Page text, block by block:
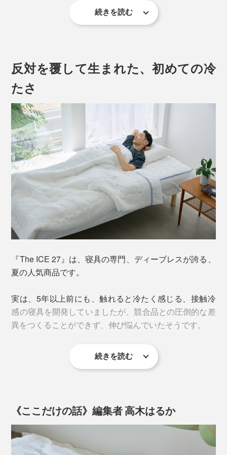
水に濡れたような、しっとりとした冷たさが、ほてった
体を、ジワジワ冷ましていってくれます。
体のほてりが静まっていくのと同時に、眠りへ引き込ま
れていくよう……この気持ちよさ、たまらない！
見た目も、肌触りも、サラッとした麻素材のようです
肌に触れる面を、よく見ると、白い丸がたくさんプリン
トされているのがわかります。
「フィルケア」は、3つの孔（=突き抜けた穴）が通っ
軽さ・弾力・へたりにくさを併せ持った中わただから、
薄手の掛布団なのに、ふっくら柔らかい寝心地。しか
柔らかい中わたを包んでいるのは、「アウトラスト」を
テンセルは、木材パルプから再生した繊維で、触ると、
ほんのりしたヒンヤリ感と吸水性があります。
そのテンセルを、寝具にはめずらしいニット状に編ん
で、「アウトラスト」をプリントした、『The ICE 27』
続きを読む
反対を覆して生まれた、初めての冷
たさ
『The ICE 27』は、寝具の専門、ディーブレスが誇る、
夏の人気商品です。
実は、5年以上前にも、触れると冷たく感じる、接触冷
感の寝具を開発していましたが、競合品との圧倒的な差
異をつくることができず、伸び悩んでいたそうです。
そのため、近年は、社内で「冷たい布団の開発は、辞め
ところが、「アウトラスト」のテンセルニット地との出
会いが、開発チームを変えました。
続きを読む
《ここだけの話》編集者 高木はるか